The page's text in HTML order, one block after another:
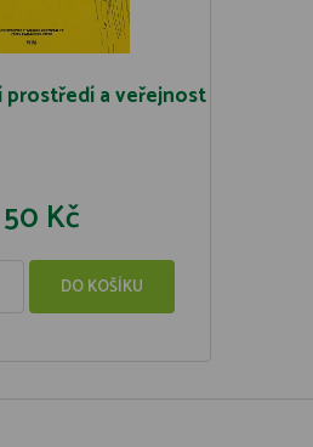
prostředí a veřejnost
50 Kč
DO KOŠÍKU